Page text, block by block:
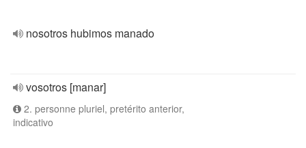
nosotros hubimos manado
vosotros [manar]
2. personne pluriel, pretérito anterior,
indicativo